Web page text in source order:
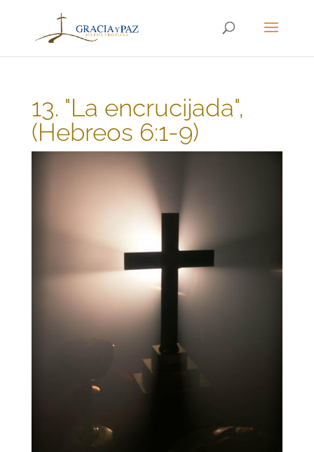
13. "La encrucijada",
(Hebreos 6:1-9)